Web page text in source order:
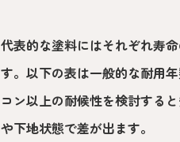
代表的な塗料にはそれぞれ寿
す。以下の表は一般的な耐用
コン以上の耐候性を検討する
や下地状態で差が出ます。